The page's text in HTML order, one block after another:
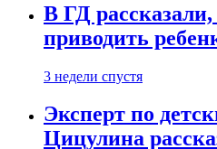
В ГД
приводить
3 недели спустя
Эксперт по
Цицулина